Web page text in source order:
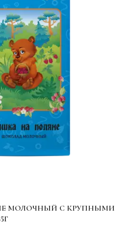
МОЛОЧНЫЙ С КРУПНЫМИ